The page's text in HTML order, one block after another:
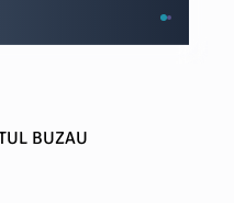
BUZAU